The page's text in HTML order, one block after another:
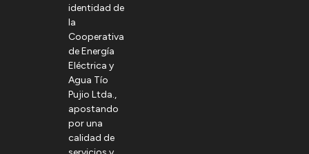
identidad de
la
Cooperativa
de Energía
Eléctrica y
Agua Tío
Pujio Ltda.,
apostando
por una
calidad de